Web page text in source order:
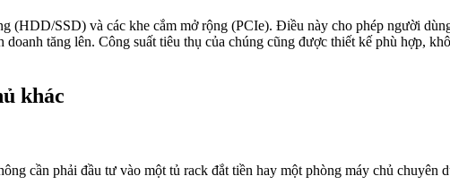
(HDD/SSD) và các khe cắm mở rộng (PCIe). Điều này cho phép người
tăng lên. Công suất tiêu thụ của chúng cũng được thiết kế phù hợp,
khác
cần phải đầu tư vào một tủ rack đắt tiền hay một phòng máy chủ chuyên